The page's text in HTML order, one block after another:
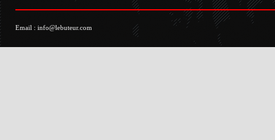
Email : info@lebuteur.com